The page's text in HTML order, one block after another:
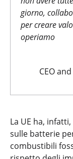
giorno,
per creare
operiamo
CEO
La UE ha,
sulle batterie
combustibili